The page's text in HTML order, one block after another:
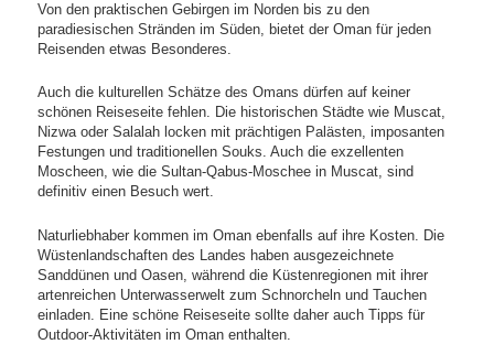
Von den praktischen Gebirgen im Norden bis zu den
paradiesischen Stränden im Süden, bietet der Oman für jeden
Reisenden etwas Besonderes.
Auch die kulturellen Schätze des Omans dürfen auf keiner
schönen Reiseseite fehlen. Die historischen Städte wie Muscat,
Nizwa oder Salalah locken mit prächtigen Palästen, imposanten
Festungen und traditionellen Souks. Auch die exzellenten
Moscheen, wie die Sultan-Qabus-Moschee in Muscat, sind
definitiv einen Besuch wert.
Naturliebhaber kommen im Oman ebenfalls auf ihre Kosten. Die
Wüstenlandschaften des Landes haben ausgezeichnete
Sanddünen und Oasen, während die Küstenregionen mit ihrer
artenreichen Unterwasserwelt zum Schnorcheln und Tauchen
einladen. Eine schöne Reiseseite sollte daher auch Tipps für
Outdoor-Aktivitäten im Oman enthalten.